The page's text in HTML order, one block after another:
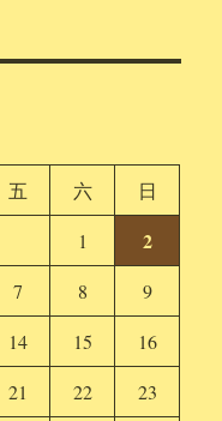
五 六
日
1
2
7 8
9
14 15
16
21 22
23